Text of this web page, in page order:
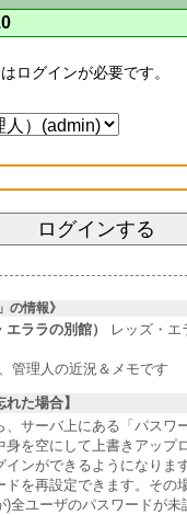
ログインが必要です。
の情報》
ララの別館）
レッズ・エ
管理人の近況＆メモです
れた場合】
、サーバ上にある「パスワ
を空にして上書きアップ
インができるようになりま
ドを再設定できます。その
)全ユーザのパスワードが未